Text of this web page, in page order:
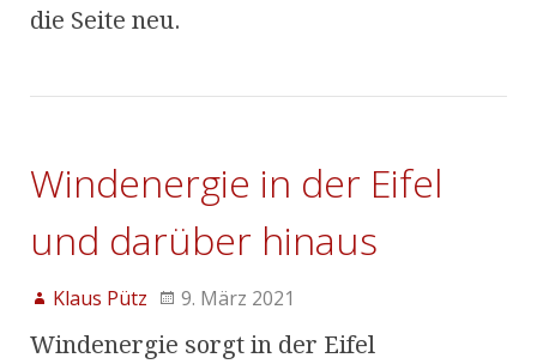
die Seite neu.
Windenergie in der Eifel
und darüber hinaus
Klaus Pütz 9. März 2021
Windenergie sorgt in der Eifel